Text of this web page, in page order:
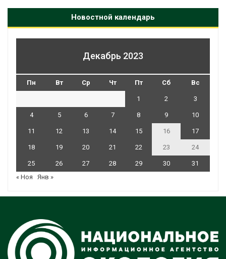
Новостной календарь
Декабрь 2023
Пн Вт Ср Чт Пт Сб Вс
1 2 3
4 5 6 7 8 9 10
11 12 13 14 15 16 17
18 19 20 21 22 23 24
25 26 27 28 29 30
31
« Ноя
Янв »